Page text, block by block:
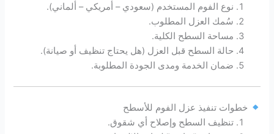
نوع الفوم المستخدم (سعودي – أمريكي – ألماني).
سُمك العزل المطلوب.
مساحة السطح الكلية.
حالة السطح قبل العزل (هل يحتاج تنظيف أو صيانة).
ضمان الخدمة ومدى الجودة المطلوبة.
خطوات تنفيذ عزل الفوم للأسطح
تنظيف السطح وإصلاح أي شقوق.